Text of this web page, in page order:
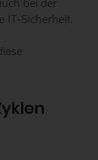
bei der
IT-Sicherheit.